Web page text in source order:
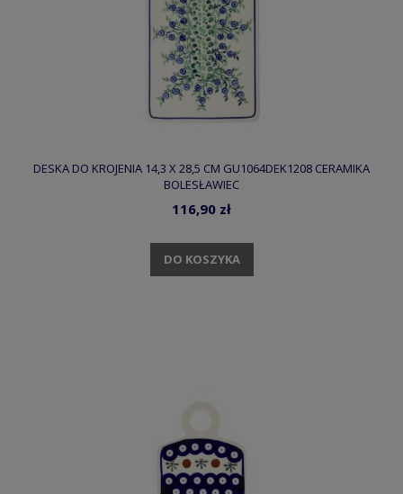
DESKA DO KROJENIA 14,3 X 28,5 CM GU1064DEK1208 CERAMIKA
BOLESŁAWIEC
116,90 zł
DO KOSZYKA